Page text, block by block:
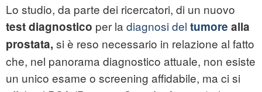
Lo studio, da parte dei ricercatori, di un nuovo
test diagnostico per la diagnosi del tumore alla
prostata, si è reso necessario in relazione al fatto
che, nel panorama diagnostico attuale, non esiste
un unico esame o screening affidabile, ma ci si